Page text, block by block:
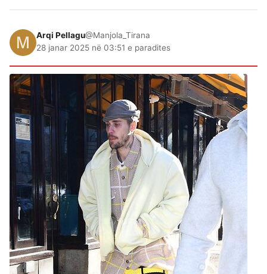
Arqi Pellagu@Manjola_Tirana
28 janar 2025 në 03:51 e paradites